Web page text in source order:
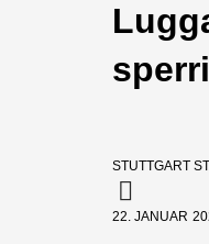
STUTTGART
22. JANUAR